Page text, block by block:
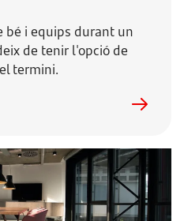
bé i equips durant un
de tenir l'opció de
termini.